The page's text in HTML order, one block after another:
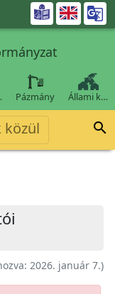

Pázmány Állami k…
közül 
2026. január 7.)